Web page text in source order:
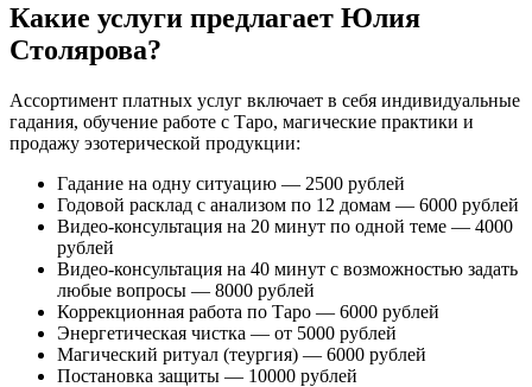
Какие услуги предлагает Юлия
Столярова?
Ассортимент платных услуг включает в себя индивидуальные
гадания, обучение работе с Таро, магические практики и
продажу эзотерической продукции:
Гадание на одну ситуацию — 2500 рублей
Годовой расклад с анализом по 12 домам — 6000 рублей
Видео-консультация на 20 минут по одной теме — 4000
рублей
Видео-консультация на 40 минут с возможностью задать
любые вопросы — 8000 рублей
Коррекционная работа по Таро — 6000 рублей
Энергетическая чистка — от 5000 рублей
Магический ритуал (теургия) — 6000 рублей
Постановка защиты — 10000 рублей